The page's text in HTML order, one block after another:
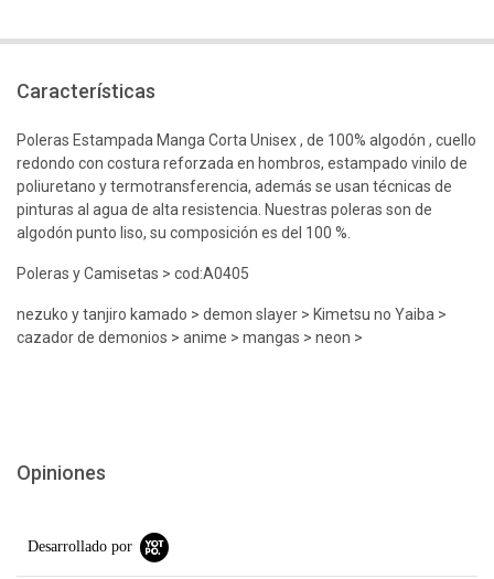
Características
Poleras Estampada Manga Corta Unisex , de 100% algodón , cuello
redondo con costura reforzada en hombros, estampado vinilo de
poliuretano y termotransferencia, además se usan técnicas de
pinturas al agua de alta resistencia. Nuestras poleras son de
algodón punto liso, su composición es del 100 %.
Poleras y Camisetas > cod:A0405
nezuko y tanjiro kamado > demon slayer > Kimetsu no Yaiba >
cazador de demonios > anime > mangas > neon >
Opiniones
Desarrollado por